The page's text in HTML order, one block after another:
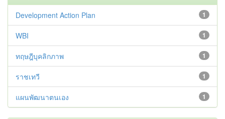
1
Development Action Plan
1
WBI
1
ทฤษฎีบุคลิกภาพ
1
ราชเทวี
1
แผนพัฒนาตนเอง